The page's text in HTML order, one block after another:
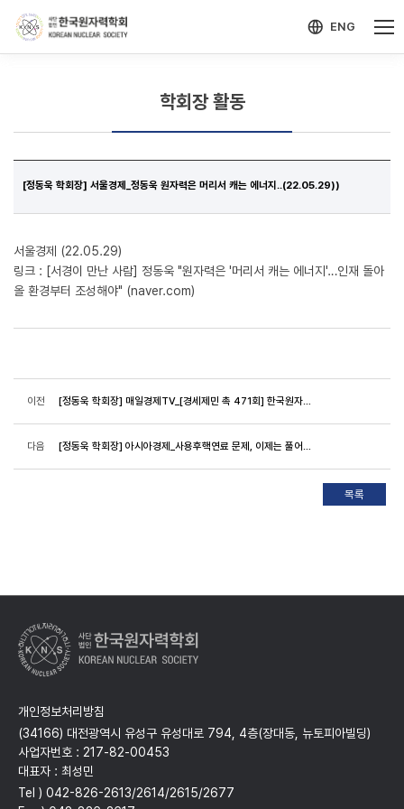
ENG
학회장 활동
[정동욱 학회장] 서울경제_정동욱 원자력은 머리서 캐는 에너지..(22.05.29))
서울경제 (22.05.29)
링크 : [서경이 만난 사람] 정동욱 "원자력은 '머리서 캐는 에너지'…인재 돌아
올 환경부터 조성해야" (naver.com)
이전 [정동욱 학회장] 매일경제TV_[경세제민 촉 471회] 한국원자력학회 정동욱 회장한국 원전산업이 가야 할 길은?
다음 [정동욱 학회장] 아시아경제_사용후핵연료 문제, 이제는 풀어야 한다(22.04.27)
개인정보처리방침
(34166) 대전광역시 유성구 유성대로 794, 4층(장대동, 뉴토피아빌딩)
사업자번호 : 217-82-00453
대표자 : 최성민
Tel ) 042-826-2613/2614/2615/2677